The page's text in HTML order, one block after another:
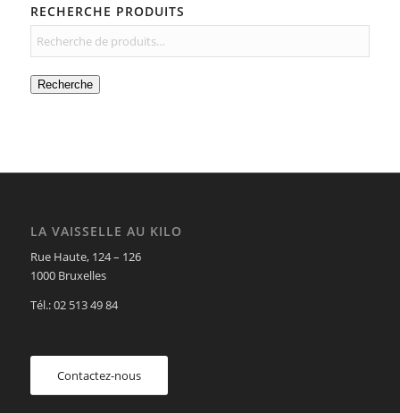
RECHERCHE PRODUITS
Recherche
LA VAISSELLE AU KILO
Rue Haute, 124 – 126
1000 Bruxelles
Tél.: 02 513 49 84
Contactez-nous